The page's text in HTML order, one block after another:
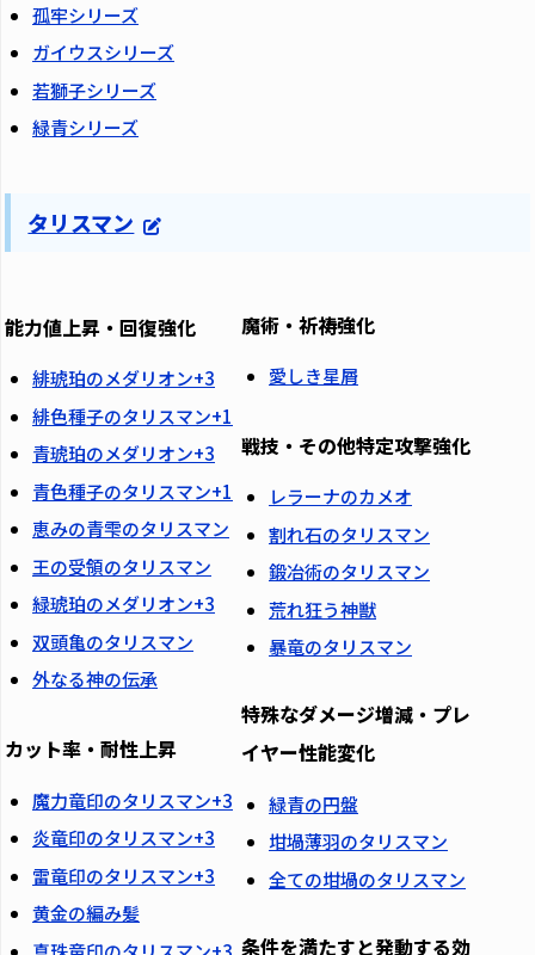
孤牢シリーズ
ガイウスシリーズ
若獅子シリーズ
緑青シリーズ
タリスマン
能力値上昇・回復強化
緋琥珀のメダリオン+3
緋色種子のタリスマン+1
青琥珀のメダリオン+3
青色種子のタリスマン+1
恵みの青雫のタリスマン
王の受領のタリスマン
緑琥珀のメダリオン+3
双頭亀のタリスマン
外なる神の伝承
カット率・耐性上昇
魔力竜印のタリスマン+3
炎竜印のタリスマン+3
雷竜印のタリスマン+3
黄金の編み髪
魔術・祈祷強化
愛しき星屑
戦技・その他特定攻撃強化
レラーナのカメオ
割れ石のタリスマン
鍛冶術のタリスマン
荒れ狂う神獣
暴竜のタリスマン
特殊なダメージ増減・プレ
イヤー性能変化
緑青の円盤
坩堝薄羽のタリスマン
全ての坩堝のタリスマン
条件を満たすと発動する効